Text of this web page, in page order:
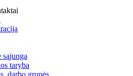
sąjunga
taryba